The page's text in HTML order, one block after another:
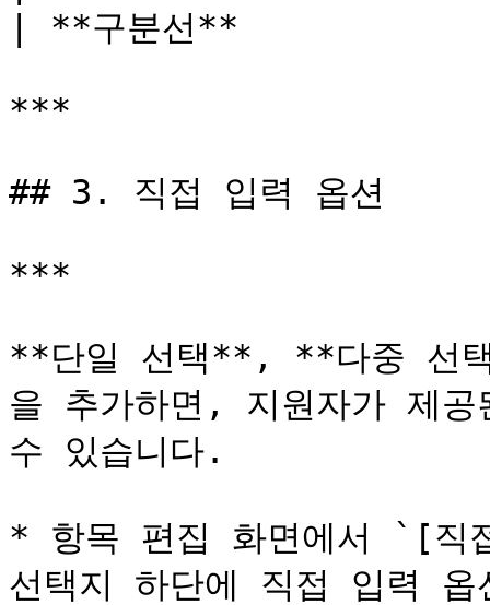
| **구분선**
***
## 3. 직접 입력 옵션
***
**단일 선택**, **다중 선
을 추가하면, 지원자가 제
수 있습니다.
* 항목 편집 화면에서 `[직
선택지 하단에 직접 입력 옵